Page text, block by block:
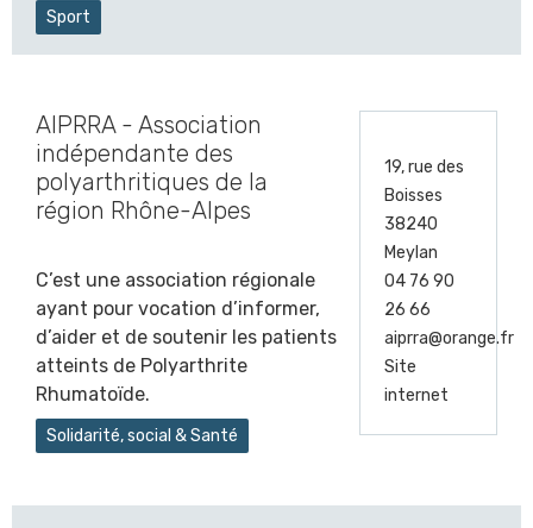
Sport
AIPRRA - Association
indépendante des
polyarthritiques de la
région Rhône-Alpes
C’est une association régionale
ayant pour vocation d’informer,
d’aider et de soutenir les patients
atteints de Polyarthrite
Rhumatoïde.
Solidarité, social & Santé
19, rue des
Boisses
38240
Meylan
04 76 90
26 66
aiprra@orange.fr
Site
internet